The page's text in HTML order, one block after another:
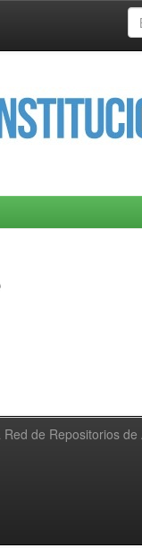
de Repositorios